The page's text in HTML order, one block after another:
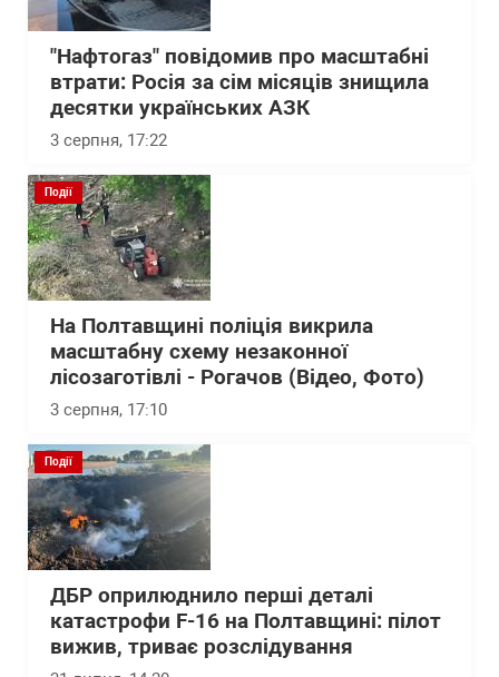
"Нафтогаз" повідомив про масштабні
втрати: Росія за сім місяців знищила
десятки українських АЗК
3 серпня, 17:22
Події
На Полтавщині поліція викрила
масштабну схему незаконної
лісозаготівлі - Рогачов (Відео, Фото)
3 серпня, 17:10
Події
ДБР оприлюднило перші деталі
катастрофи F-16 на Полтавщині: пілот
вижив, триває розслідування